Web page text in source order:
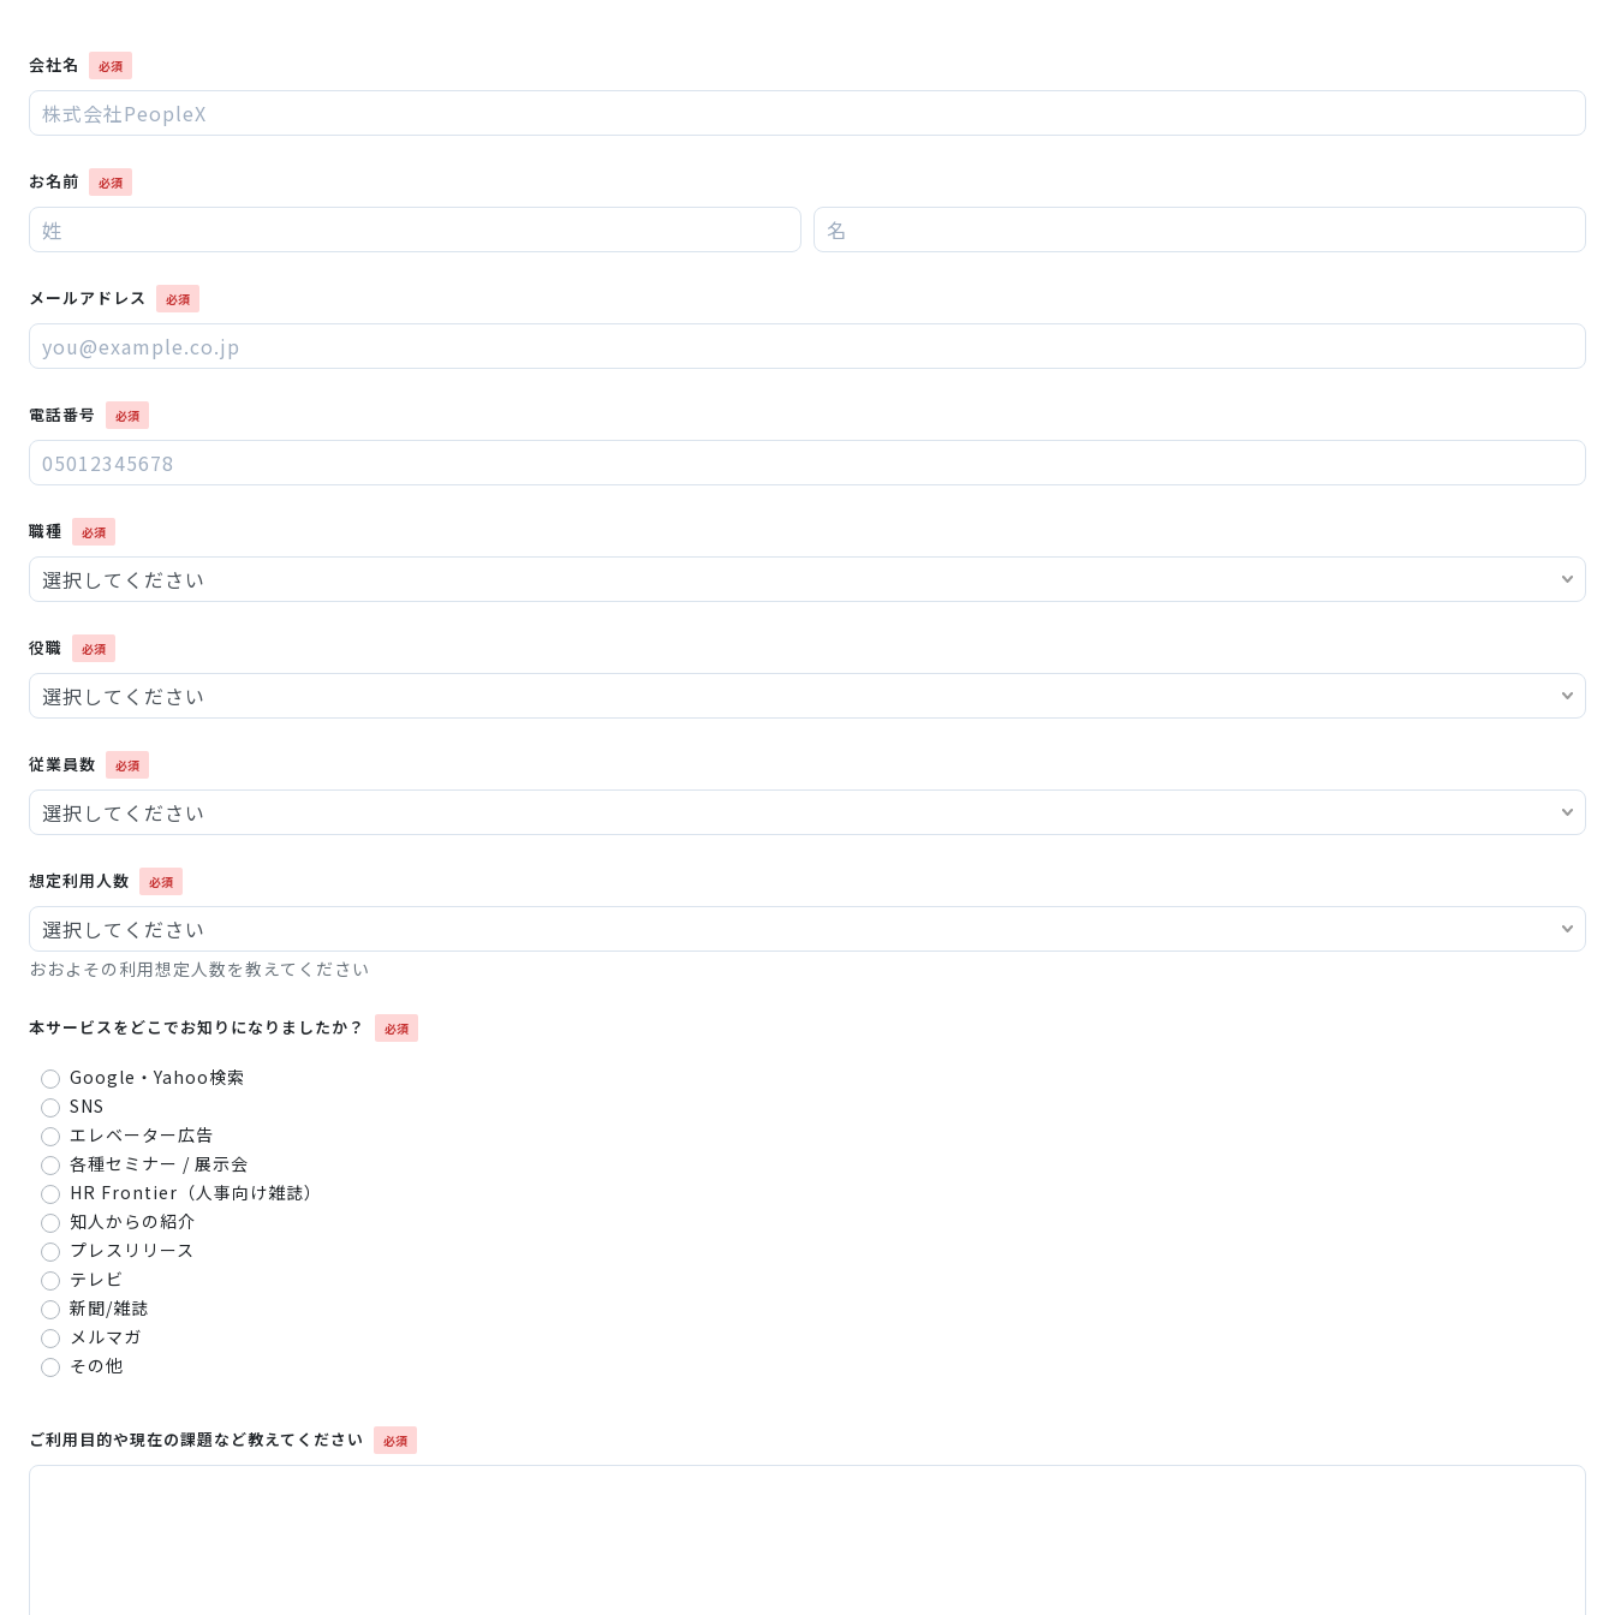
会社名
お名前
メールアドレス
電話番号
職種
役職
従業員数
想定利用人数
おおよその利用想定人数を教えてください
本サービスをどこでお知りになりましたか？
Google・Yahoo検索
SNS
エレベーター広告
各種セミナー / 展示会
HR Frontier（人事向け雑誌）
知人からの紹介
プレスリリース
テレビ
新聞/雑誌
メルマガ
その他
ご利用目的や現在の課題など教えてください